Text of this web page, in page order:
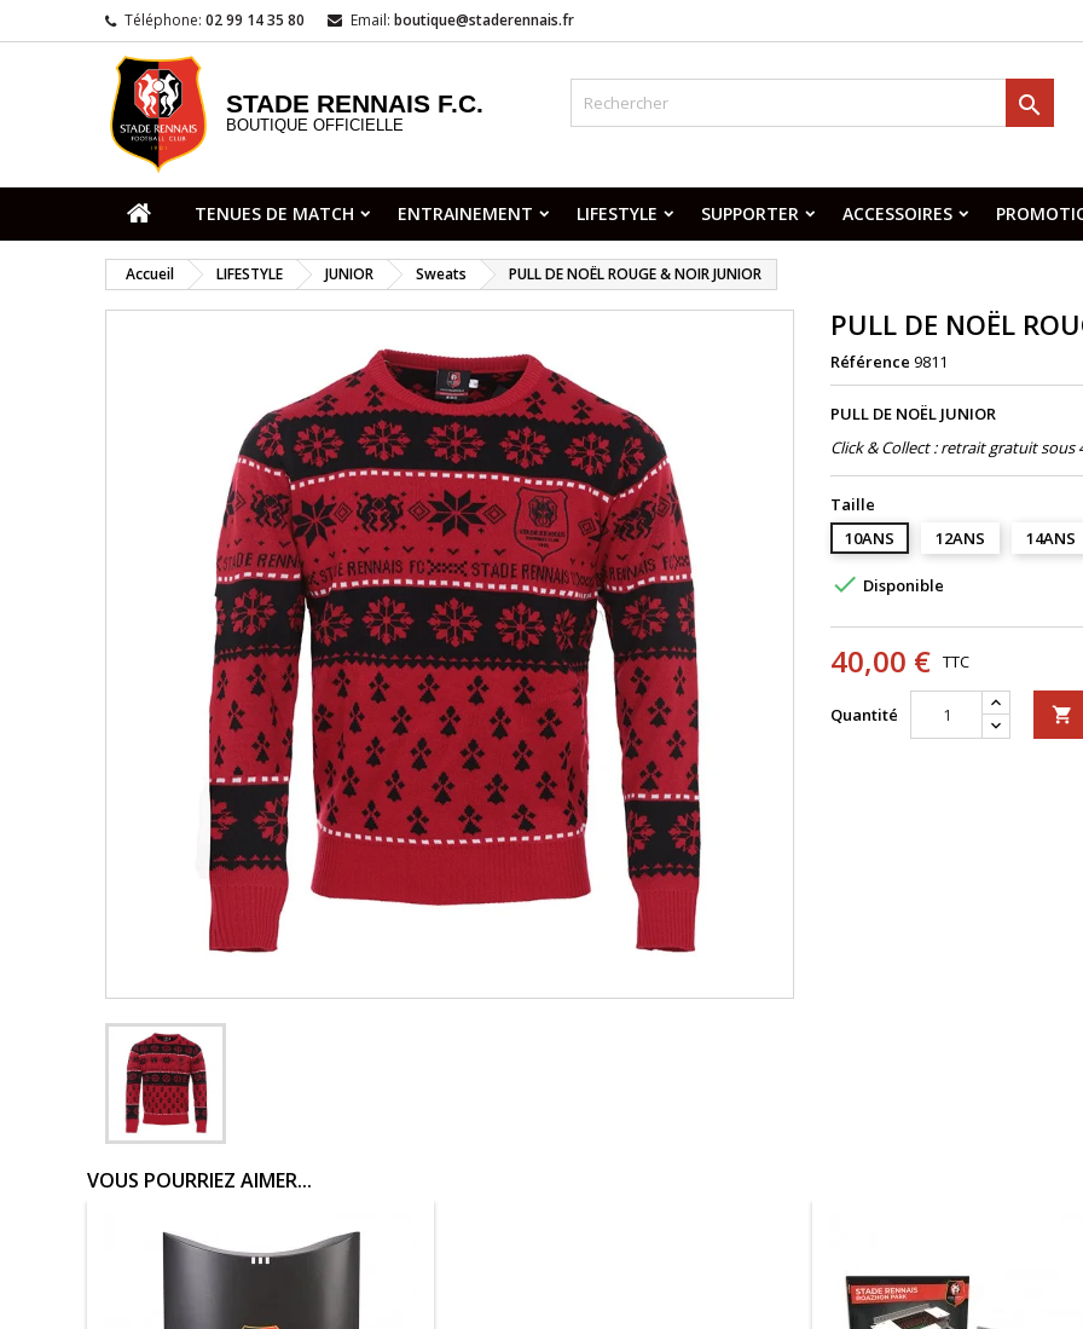
Téléphone: 02 99 14 35 80 Email: boutique@staderennais.fr
STADE RENNAIS F.C.
BOUTIQUE OFFICIELLE

TENUES DE MATCH ENTRAINEMENT LIFESTYLE SUPPORTER ACCESSOIRES
Accueil LIFESTYLE JUNIOR Sweats PULL DE NOËL ROUGE & NOIR JUNIOR
PULL DE NOËL
Référence 9811
PULL DE NOËL JUNIOR
Click & Collect : retrait gratuit sous
Taille
10ANS
12ANS 14ANS
 Disponible
40,00 € TTC
Quantité 
VOUS POURRIEZ AIMER...